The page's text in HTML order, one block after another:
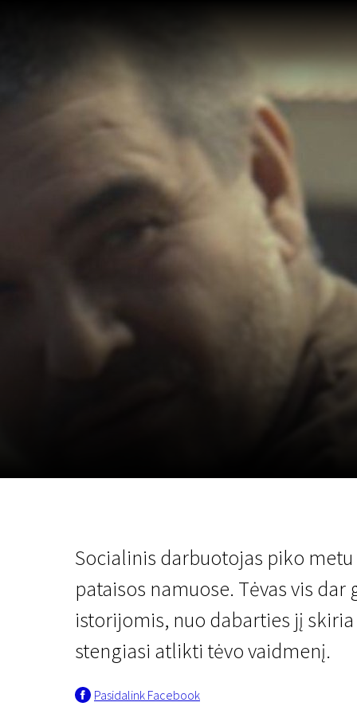
Socialinis darbuotojas piko
pataisos namuose. Tėvas vis
istorijomis, nuo dabarties jį
stengiasi atlikti tėvo vaidmenį.
Pasidalink Facebook